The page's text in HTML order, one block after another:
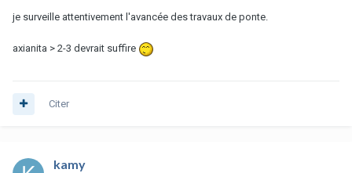
je surveille attentivement l'avancée des travaux de ponte.
axianita > 2-3 devrait suffire
Citer
kamy